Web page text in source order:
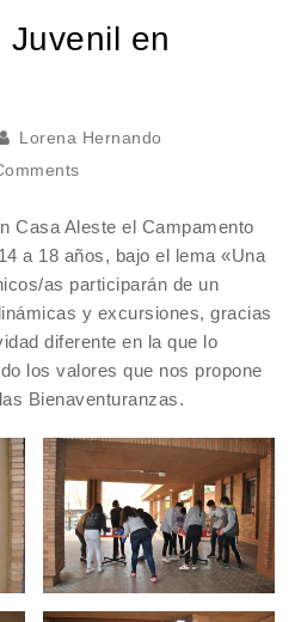
Juvenil en
Lorena Hernando
Casa Aleste el Campamento
a 18 años, bajo el lema «Una
as participarán de un
y excursiones, gracias
diferente en la que lo
los valores que nos propone
Bienaventuranzas.